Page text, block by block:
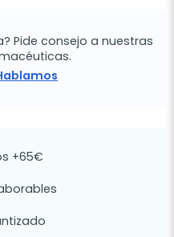
Pide consejo a nuestras
+65€